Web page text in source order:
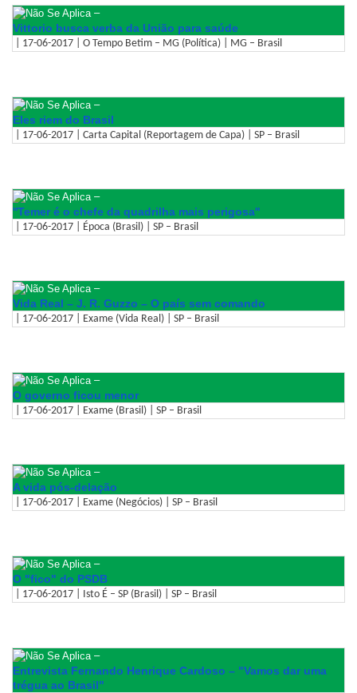
–
Vittorio busca verba da União para saúde
| 17-06-2017 | O Tempo Betim – MG (Política) | MG – Brasil
–
Eles riem do Brasil
| 17-06-2017 | Carta Capital (Reportagem de Capa) | SP – Brasil
–
''Temer é o chefe da quadrilha mais perigosa''
| 17-06-2017 | Época (Brasil) | SP – Brasil
–
Vida Real – J. R. Guzzo – O país sem comando
| 17-06-2017 | Exame (Vida Real) | SP – Brasil
–
O governo ficou menor
| 17-06-2017 | Exame (Brasil) | SP – Brasil
–
A vida pós-delação
| 17-06-2017 | Exame (Negócios) | SP – Brasil
–
O "fico" do PSDB
| 17-06-2017 | Isto É – SP (Brasil) | SP – Brasil
–
Entrevista Fernando Henrique Cardoso – "Vamos dar uma
trégua ao Brasil"